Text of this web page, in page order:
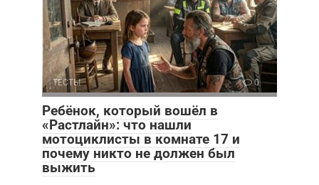
ТЕСТЫ 0
Ребёнок, который вошёл в
«Растлайн»: что нашли
мотоциклисты в комнате 17 и
почему никто не должен был
выжить